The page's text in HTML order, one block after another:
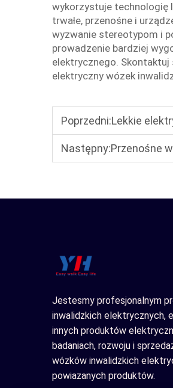
wykorzystuje technologię
trwałe, przenośne i
wyzwanie stereotypom i
prowadzenie bardziej
elektrycznego.
elektryczny wózek
Poprzedni:Lekkie elektryczne
Następny:Przenośne
Jestesmy profesjonalnym
inwalidzkich elektrycznych,
innych produktów
badaniach, rozwoju i
wózków inwalidzkich
powiazanych produktów.